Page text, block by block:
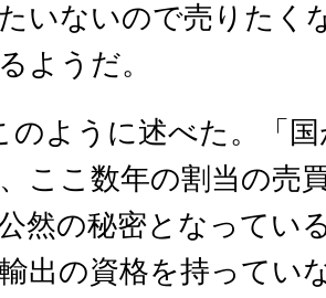
いないので売りたく
ようだ。
のように述べた。「
ここ数年の割当の売
然の秘密となってい
出の資格を持ってい